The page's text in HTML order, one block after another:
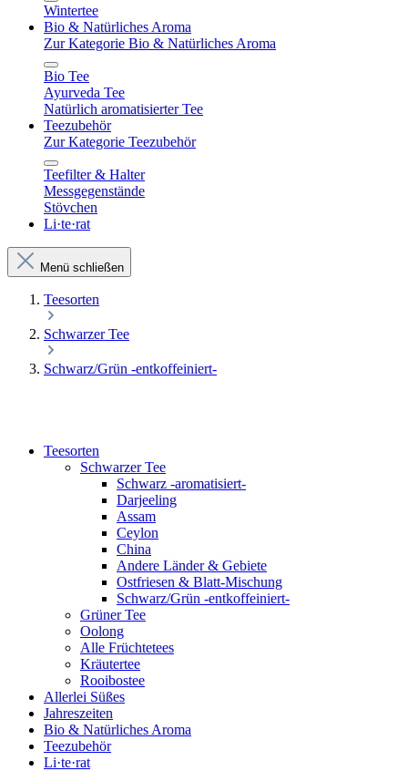
Wintertee
Bio & Natürliches Aroma
Zur Kategorie Bio & Natürliches Aroma
Bio Tee
Ayurveda Tee
Natürlich aromatisierter Tee
Teezubehör
Zur Kategorie Teezubehör
Teefilter & Halter
Messgegenstände
Stövchen
Li·te·rat
Menü schließen
Teesorten
Schwarzer Tee
Schwarz/Grün -entkoffeiniert-
Teesorten
Schwarzer Tee
Schwarz -aromatisiert-
Darjeeling
Assam
Ceylon
China
Andere Länder & Gebiete
Ostfriesen & Blatt-Mischung
Schwarz/Grün -entkoffeiniert-
Grüner Tee
Oolong
Alle Früchtetees
Kräutertee
Rooibostee
Allerlei Süßes
Jahreszeiten
Bio & Natürliches Aroma
Teezubehör
Li·te·rat